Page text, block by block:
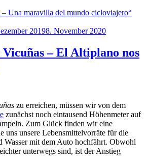
– Una maravilla del mundo cicloviajero“
20198. November 2020
– El Altiplano nos
zu erreichen, müssen wir von dem
zunächst noch eintausend Höhenmeter auf
Zum Glück finden wir eine
uns unsere Lebensmittelvorräte für die
Wasser mit dem Auto hochfährt. Obwohl
unterwegs sind, ist der Anstieg